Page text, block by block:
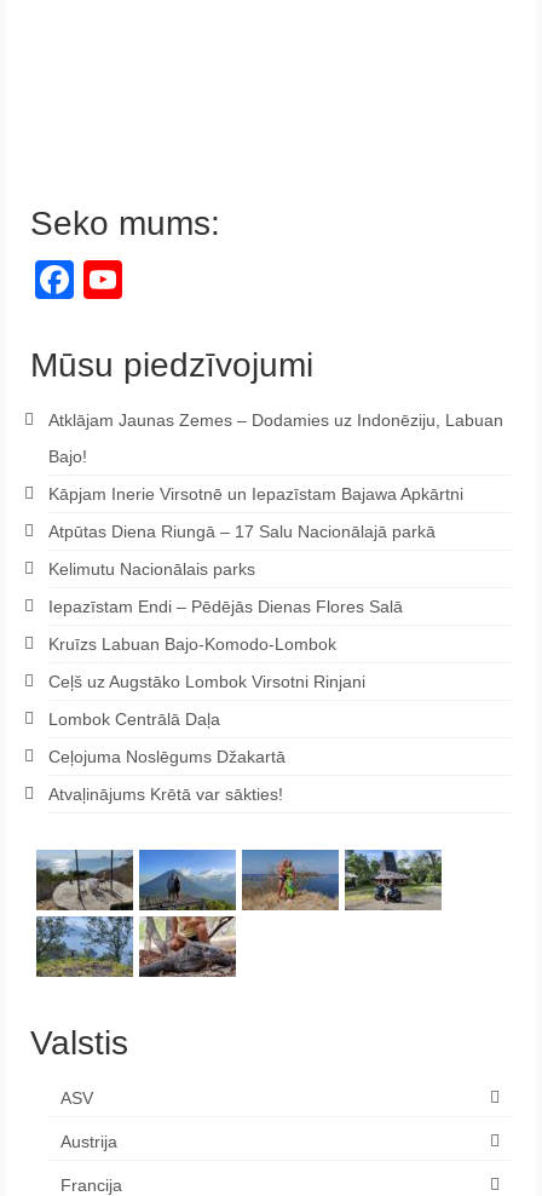
Seko mums:
Facebook
Mūsu piedzīvojumi
Atklājam Jaunas Zemes – Dodamies uz Indonēziju, Labuan
Bajo!
Kāpjam Inerie Virsotnē un Iepazīstam Bajawa Apkārtni
Atpūtas Diena Riungā – 17 Salu Nacionālajā parkā
Kelimutu Nacionālais parks
Iepazīstam Endi – Pēdējās Dienas Flores Salā
Kruīzs Labuan Bajo-Komodo-Lombok
Ceļš uz Augstāko Lombok Virsotni Rinjani
Lombok Centrālā Daļa
Ceļojuma Noslēgums Džakartā
Atvaļinājums Krētā var sākties!
Valstis
ASV
Austrija
Francija